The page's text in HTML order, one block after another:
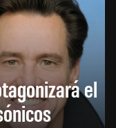
el